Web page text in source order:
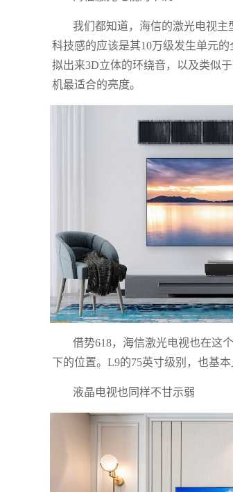
我们都知道，海信的激光电视
科技感的应该是其10万级发生单元
拟出来3D立体的环绕音，以及类似
机最适合的亮度。
借势618，海信激光电视也在这
下的位置。L9的75英寸级别，也基本
液晶电视也同样不甘示弱